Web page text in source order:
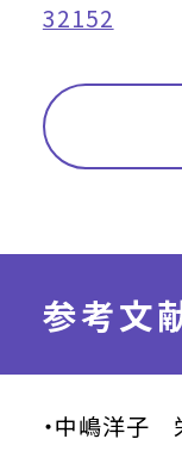
32152
参考文
・中嶋洋子